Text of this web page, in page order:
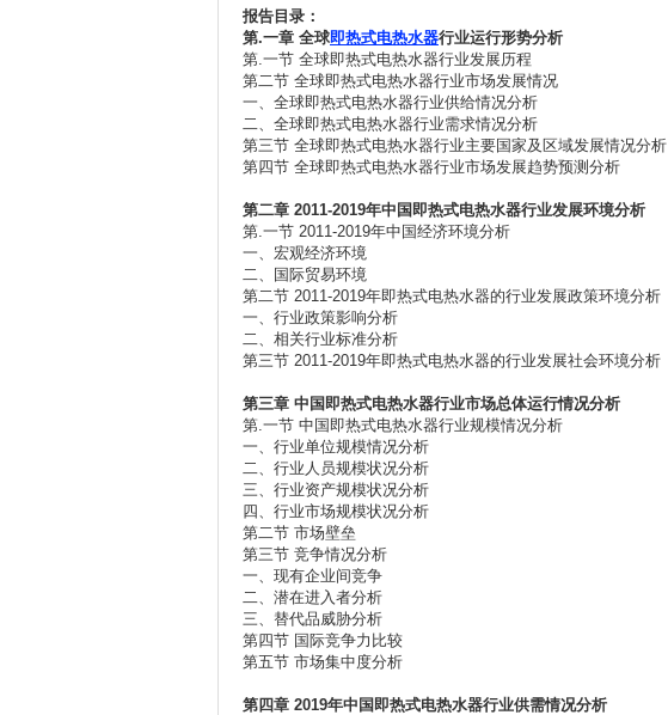
报告目录：
第.一章 全球即热式电热水器行业运行形势分析
第.一节 全球即热式电热水器行业发展历程
第二节 全球即热式电热水器行业市场发展情况
一、全球即热式电热水器行业供给情况分析
二、全球即热式电热水器行业需求情况分析
第三节 全球即热式电热水器行业主要国家及区域发展情况分析
第四节 全球即热式电热水器行业市场发展趋势预测分析
第二章 2011-2019年中国即热式电热水器行业发展环境分析
第.一节 2011-2019年中国经济环境分析
一、宏观经济环境
二、国际贸易环境
第二节 2011-2019年即热式电热水器的行业发展政策环境分析
一、行业政策影响分析
二、相关行业标准分析
第三节 2011-2019年即热式电热水器的行业发展社会环境分析
第三章 中国即热式电热水器行业市场总体运行情况分析
第.一节 中国即热式电热水器行业规模情况分析
一、行业单位规模情况分析
二、行业人员规模状况分析
三、行业资产规模状况分析
四、行业市场规模状况分析
第二节 市场壁垒
第三节 竞争情况分析
一、现有企业间竞争
二、潜在进入者分析
三、替代品威胁分析
第四节 国际竞争力比较
第五节 市场集中度分析
第四章 2019年中国即热式电热水器行业供需情况分析